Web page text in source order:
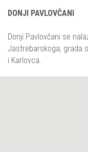
DONJI PAVLOVČANI
Donji Pavlovčani se
Jastrebarskoga, grada
i Karlovca.